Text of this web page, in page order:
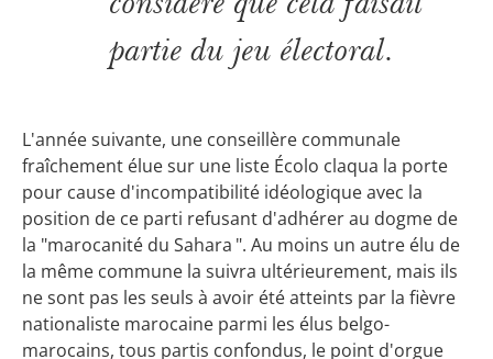
partie du jeu électoral.
L'année suivante, une conseillère communale
fraîchement élue sur une liste Écolo claqua la porte
pour cause d'incompatibilité idéologique avec la
position de ce parti refusant d'adhérer au dogme de
la "marocanité du Sahara ". Au moins un autre élu de
la même commune la suivra ultérieurement, mais ils
ne sont pas les seuls à avoir été atteints par la fièvre
nationaliste marocaine parmi les élus belgo-
marocains, tous partis confondus, le point d'orgue